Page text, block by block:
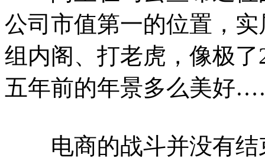
公司市值第一的位置，
组内阁、打老虎，像极
五年前的年景多么美好
电商的战斗并没有结